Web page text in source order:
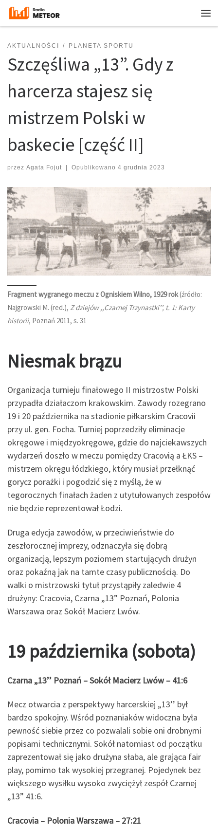
Przejdź do treści
AKTUALNOŚCI PLANETA SPORTU
Szczęśliwa „13”. Gdy z
harcerza stajesz się
mistrzem Polski w
baskecie [część II]
przez Agata Fojut Opublikowano 4 grudnia 2023
Fragment wygranego meczu z Ogniskiem Wilno, 1929 rok(źródło:
Najgrowski M. (red.), Z dziejów ,,Czarnej Trzynastki’’, t. 1: Karty
historii, Poznań 2011, s. 31
Niesmak brązu
Organizacja turnieju finałowego II mistrzostw Polski
przypadła działaczom krakowskim. Zawody rozegrano
19 i 20 października na stadionie piłkarskim Cracovii
przy ul. gen. Focha. Turniej poprzedziły eliminacje
okręgowe i międzyokręgowe, gdzie do najciekawszych
wydarzeń doszło w meczu pomiędzy Cracovią a ŁKS –
mistrzem okręgu łódzkiego, który musiał przełknąć
gorycz porażki i pogodzić się z myślą, że w
tegorocznych finałach żaden z utytułowanych zespołów
nie będzie reprezentował Łodzi.
Druga edycja zawodów, w przeciwieństwie do
zeszłorocznej imprezy, odznaczyła się dobrą
organizacją, lepszym poziomem startujących drużyn
oraz pokaźną jak na tamte czasy publicznością. Do
walki o mistrzowski tytuł przystąpiły zaledwie 4
drużyny: Cracovia, Czarna „13” Poznań, Polonia
Warszawa oraz Sokół Macierz Lwów.
19 października (sobota)
Czarna „13’’ Poznań – Sokół Macierz Lwów – 41:6
Mecz otwarcia z perspektywy harcerskiej „13’’ był
bardzo spokojny. Wśród poznaniaków widoczna była
pewność siebie przez co pozwalali sobie oni drobnymi
popisami technicznymi. Sokół natomiast od początku
zaprezentował się jako drużyna słaba, ale grająca fair
play, pomimo tak wysokiej przegranej. Pojedynek bez
większego wysiłku wysoko zwyciężył zespół Czarnej
„13” 41:6.
Cracovia – Polonia Warszawa – 27:21